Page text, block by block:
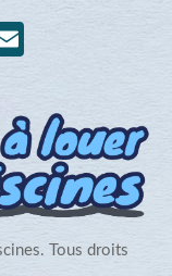
Tous droits